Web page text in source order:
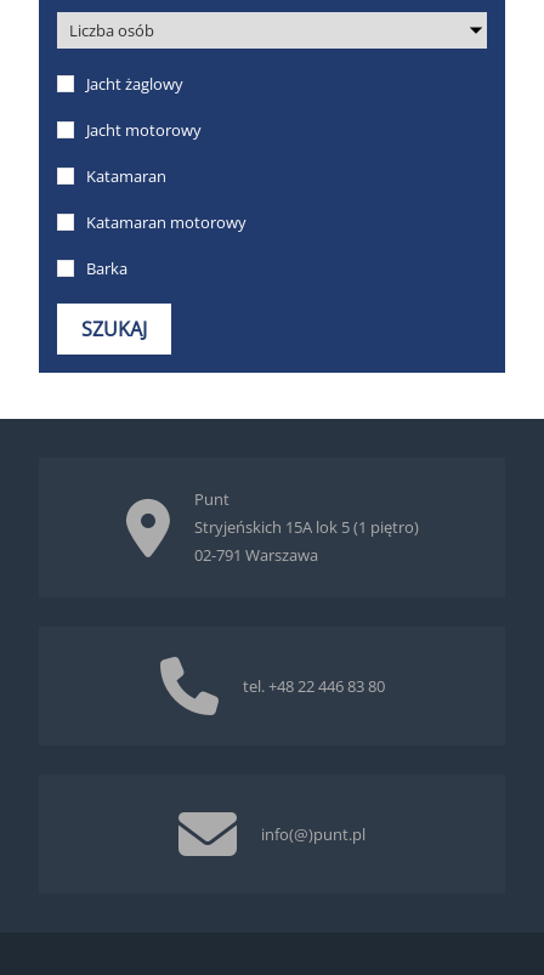
Punt
Stryjeńskich 15A lok 5 (1 piętro)
02-791 Warszawa
tel.+48 22 446 83 80
info(@)punt.pl